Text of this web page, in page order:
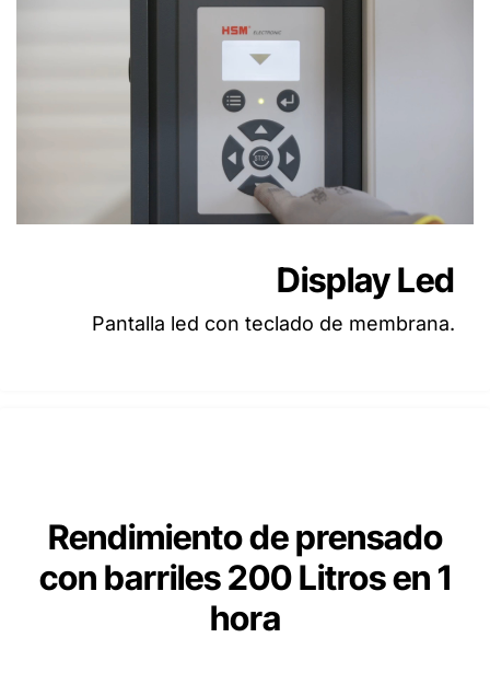
Display Led
Pantalla led con teclado de membrana.
Rendimiento de prensado
con barriles 200 Litros en 1
hora